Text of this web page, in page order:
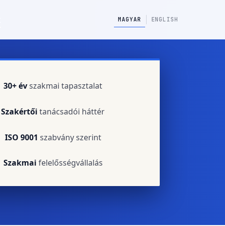
MAGYAR ENGLISH
30+ évszakmai tapasztalat
Szakértői tanácsadói háttér
ISO 9001 szabvány szerint
Szakmai felelősségvállalás